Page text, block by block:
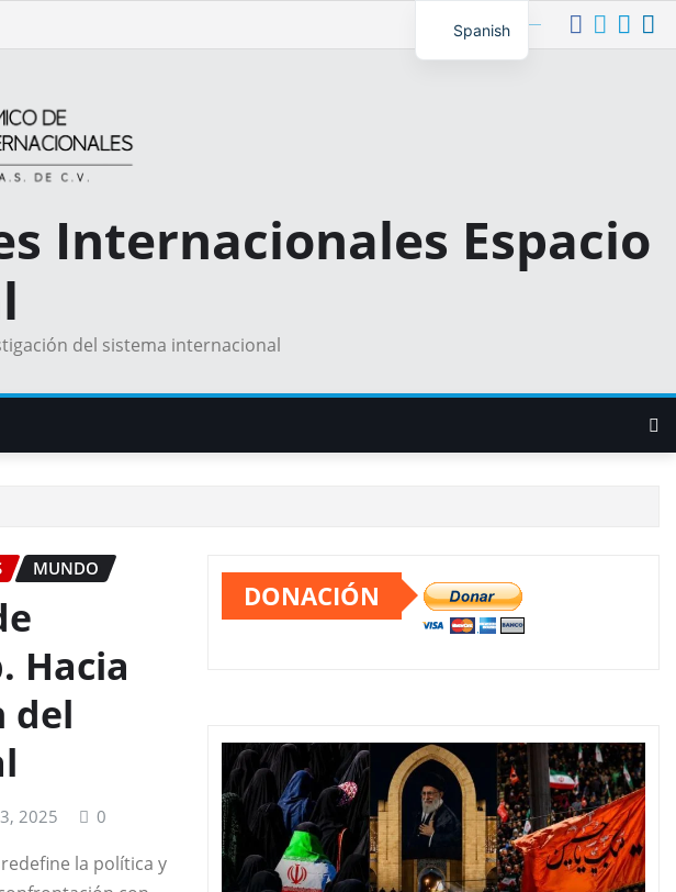
Síguenos
Internacionales Espacio
del sistema internacional
MUNDO
Hacia
del
2025 0
la política y
DONACIÓN
Spanish